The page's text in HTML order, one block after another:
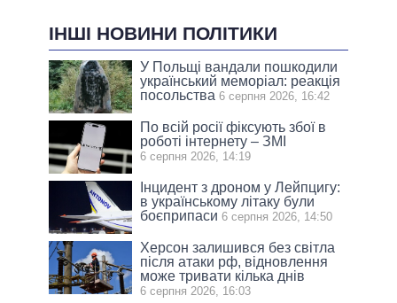
ІНШІ НОВИНИ ПОЛІТИКИ
У Польщі вандали пошкодили
український меморіал: реакція
посольства 6 серпня 2026, 16:42
По всій росії фіксують збої в
роботі інтернету – ЗМІ
6 серпня 2026, 14:19
Інцидент з дроном у Лейпцигу:
в українському літаку були
боєприпаси 6 серпня 2026, 14:50
Херсон залишився без світла
після атаки рф, відновлення
може тривати кілька днів
6 серпня 2026, 16:03